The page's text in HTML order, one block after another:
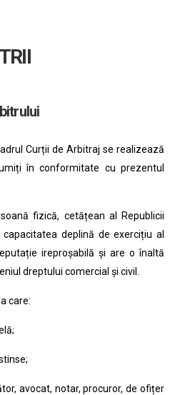
Curții de Arbitraj se realizează
în conformitate cu prezentul
fizică, cetățean al Republicii
deplină de exercițiu al
ireproșabilă și are o înaltă
dreptului comercial și civil.
care:
avocat, notar, procuror, de ofițer